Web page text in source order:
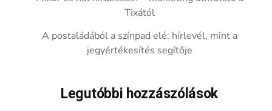
Tixától
A postaládából a színpad elé: hírlevél, mint a
jegyértékesítés segítője
Legutóbbi hozzászólások